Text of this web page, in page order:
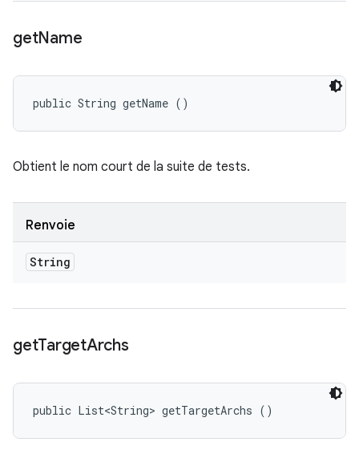
getName
public String getName ()
Obtient le nom court de la suite de tests.
Renvoie
String
getTargetArchs
public List<String> getTargetArchs ()